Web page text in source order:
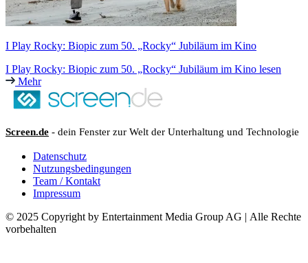
I Play Rocky: Biopic zum 50. „Rocky“ Jubiläum im Kino
I Play Rocky: Biopic zum 50. „Rocky“ Jubiläum im Kino lesen
Mehr
Screen.de - dein Fenster zur Welt der Unterhaltung und Technologie
Datenschutz
Nutzungsbedingungen
Team / Kontakt
Impressum
© 2025 Copyright by Entertainment Media Group AG | Alle Rechte
vorbehalten